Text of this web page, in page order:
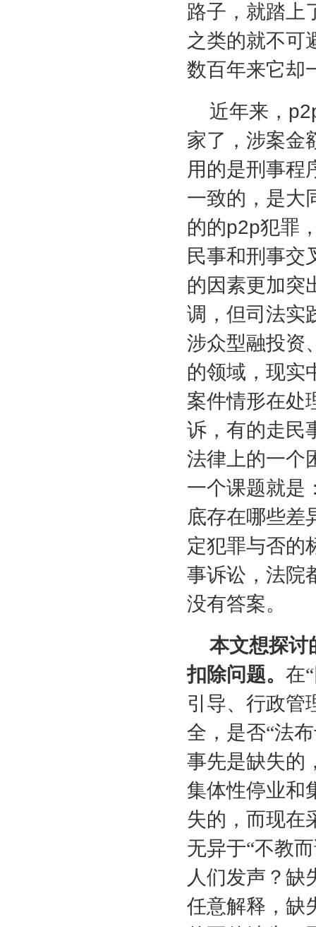
路子，就踏上
之类的就不可
数百年来它却
近年来，
家了，涉案金
用的是刑事程
一致的，是大
的的p2p犯罪
民事和刑事交
的因素更加突
调，但司法实
涉众型融投资
的领域，现实
案件情形在处
诉，有的走民
法律上的一个
一个课题就是
底存在哪些差
定犯罪与否的
事诉讼，法院
没有答案。
本文想探讨
扣除问题。 在
引导、行政管
全，是否“法
事先是缺失的
集体性停业和
失的，而现在
无异于“不教
人们发声？缺
任意解释，缺